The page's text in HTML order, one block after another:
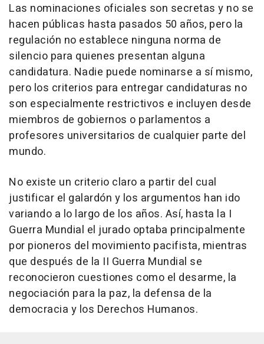
Las nominaciones oficiales son secretas y no se
hacen públicas hasta pasados 50 años, pero la
regulación no establece ninguna norma de
silencio para quienes presentan alguna
candidatura. Nadie puede nominarse a sí mismo,
pero los criterios para entregar candidaturas no
son especialmente restrictivos e incluyen desde
miembros de gobiernos o parlamentos a
profesores universitarios de cualquier parte del
mundo.
No existe un criterio claro a partir del cual
justificar el galardón y los argumentos han ido
variando a lo largo de los años. Así, hasta la I
Guerra Mundial el jurado optaba principalmente
por pioneros del movimiento pacifista, mientras
que después de la II Guerra Mundial se
reconocieron cuestiones como el desarme, la
negociación para la paz, la defensa de la
democracia y los Derechos Humanos.